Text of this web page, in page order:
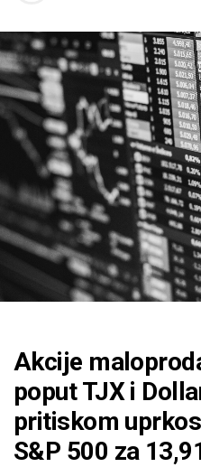
Akcije
poput TJX i
pritiskom
S&P 500 za